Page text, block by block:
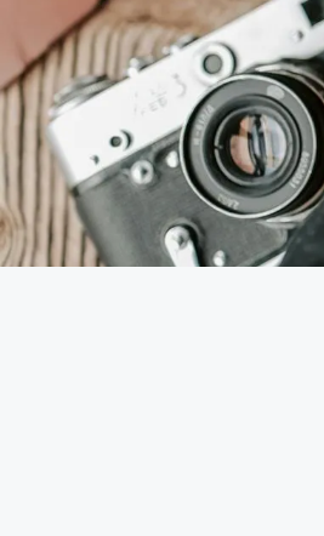
Préparer
les